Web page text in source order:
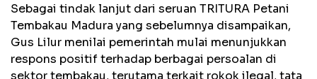
Sebagai tindak lanjut dari seruan TRITURA Petani
Tembakau Madura yang sebelumnya disampaikan,
Gus Lilur menilai pemerintah mulai menunjukkan
respons positif terhadap berbagai persoalan di
sektor tembakau, terutama terkait rokok ilegal, tata